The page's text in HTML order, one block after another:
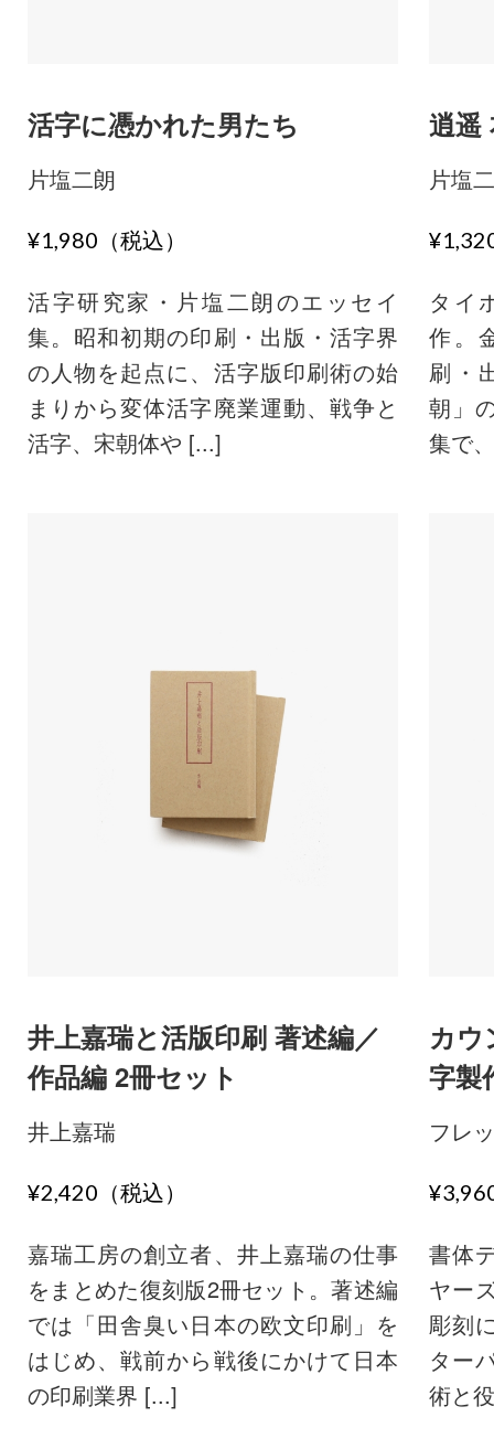
活字に憑かれた男たち
片塩二朗
¥1,980（税込）
活字研究家・片塩二朗のエッセイ
集。昭和初期の印刷・出版・活字界
の人物を起点に、活字版印刷術の始
まりから変体活字廃業運動、戦争と
活字、宋朝体や [...]
逍遥
片塩
タイ
作。
刷・
朝」
集で
井上嘉瑞と活版印刷 著述編／
作品編 2冊セット
井上嘉瑞
¥2,420（税込）
嘉瑞工房の創立者、井上嘉瑞の仕事
をまとめた復刻版2冊セット。著述編
では「田舎臭い日本の欧文印刷」を
はじめ、戦前から戦後にかけて日本
の印刷業界 [...]
カウ
字製
フレ
書体
ヤー
彫刻
ター
術と